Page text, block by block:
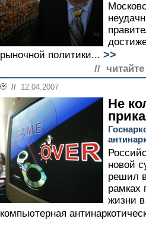
рыночной политики... >>
//
// 12.04.2007
Не
новой
решил
рамках
жизни
компьютерная